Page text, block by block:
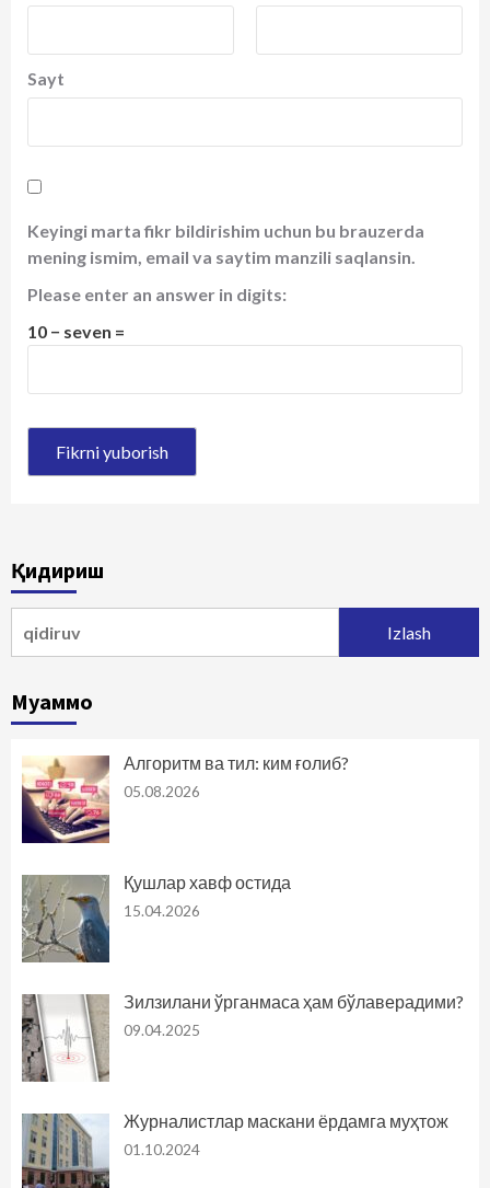
Sayt
Keyingi marta fikr bildirishim uchun bu brauzerda
mening ismim, email va saytim manzili saqlansin.
Please enter an answer in digits:
10 − seven =
Қидириш
Муаммо
Алгоритм ва тил: ким ғолиб?
05.08.2026
Қушлар хавф остида
15.04.2026
Зилзилани ўрганмаса ҳам бўлаверадими?
09.04.2025
Журналистлар маскани ёрдамга муҳтож
01.10.2024